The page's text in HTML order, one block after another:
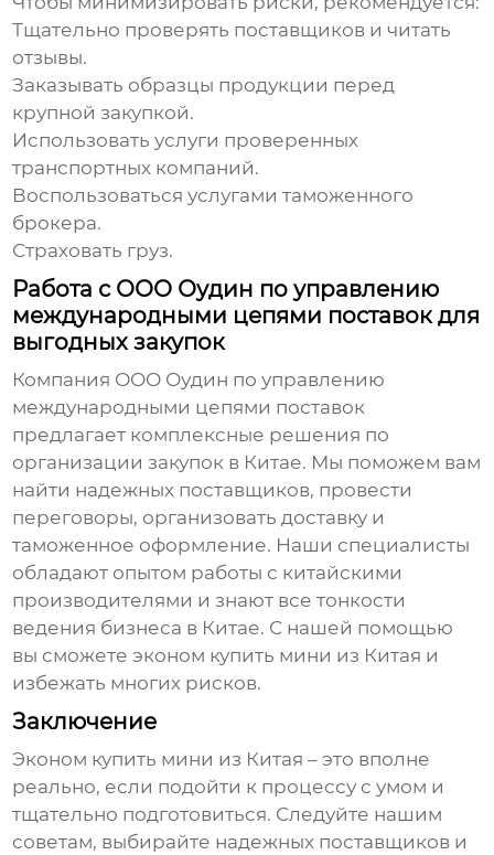
Тщательно проверять поставщиков и читать
отзывы.
Заказывать образцы продукции перед
крупной закупкой.
Использовать услуги проверенных
транспортных компаний.
Воспользоваться услугами таможенного
брокера.
Страховать груз.
Работа с ООО Оудин по управлению
международными цепями поставок для
выгодных закупок
Компания ООО Оудин по управлению
международными цепями поставок
предлагает комплексные решения по
организации закупок в Китае. Мы поможем вам
найти надежных поставщиков, провести
переговоры, организовать доставку и
таможенное оформление. Наши специалисты
обладают опытом работы с китайскими
производителями и знают все тонкости
ведения бизнеса в Китае. С нашей помощью
вы сможетеэконом купить мини из Китая и
избежать многих рисков.
Заключение
Эконом купить мини из Китая – это вполне
реально, если подойти к процессу с умом и
тщательно подготовиться. Следуйте нашим
советам, выбирайте надежных поставщиков и